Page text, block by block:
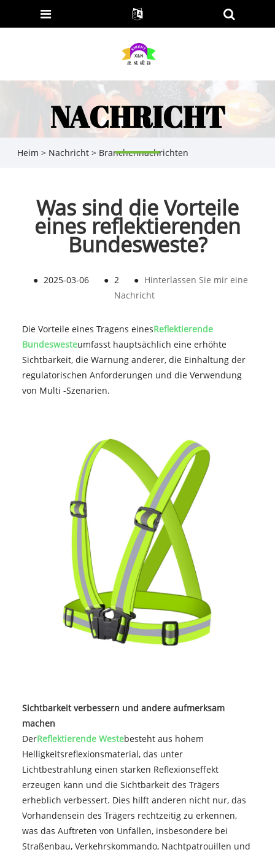
NACHRICHT
Heim > Nachricht> Branchennachrichten
Was sind die Vorteile
eines reflektierenden
Bundesweste?
● 2025-03-06 ● 2 ● Hinterlassen Sie mir eine
Nachricht
Die Vorteile eines Tragens einesReflektierende
Bundeswesteumfasst hauptsächlich eine erhöhte
Sichtbarkeit, die Warnung anderer, die Einhaltung der
regulatorischen Anforderungen und die Verwendung
von Multi -Szenarien. ‌
Sichtbarkeit verbessern und andere aufmerksam
machen
DerReflektierende Westebesteht aus hohem
Helligkeitsreflexionsmaterial, das unter
Lichtbestrahlung einen starken Reflexionseffekt
erzeugen kann und die Sichtbarkeit des Trägers
erheblich verbessert. Dies hilft anderen nicht nur, das
Vorhandensein des Trägers rechtzeitig zu erkennen,
was das Auftreten von Unfällen, insbesondere bei
Straßenbau, Verkehrskommando, Nachtpatrouillen und